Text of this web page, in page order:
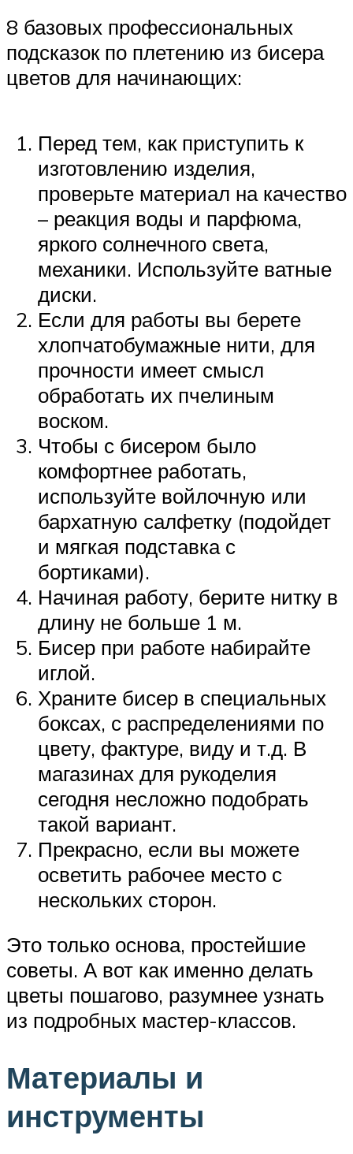
8 базовых профессиональных
подсказок по плетению из бисера
цветов для начинающих:
Перед тем, как приступить к
изготовлению изделия,
проверьте материал на качество
– реакция воды и парфюма,
яркого солнечного света,
механики. Используйте ватные
диски.
Если для работы вы берете
хлопчатобумажные нити, для
прочности имеет смысл
обработать их пчелиным
воском.
Чтобы с бисером было
комфортнее работать,
используйте войлочную или
бархатную салфетку (подойдет
и мягкая подставка с
бортиками).
Начиная работу, берите нитку в
длину не больше 1 м.
Бисер при работе набирайте
иглой.
Храните бисер в специальных
боксах, с распределениями по
цвету, фактуре, виду и т.д. В
магазинах для рукоделия
сегодня несложно подобрать
такой вариант.
Прекрасно, если вы можете
осветить рабочее место с
нескольких сторон.
Это только основа, простейшие
советы. А вот как именно делать
цветы пошагово, разумнее узнать
из подробных мастер-классов.
Материалы и
инструменты